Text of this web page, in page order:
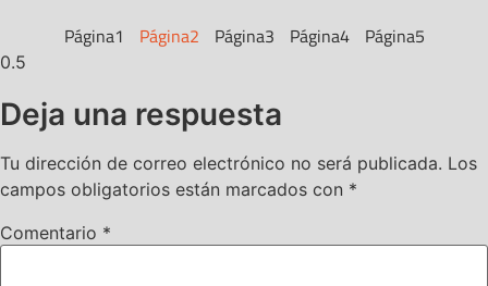
Página1 Página2 Página3 Página4 Página5
Deja una respuesta
Tu dirección de correo electrónico no será publicada. Los
campos obligatorios están marcados con *
Comentario *